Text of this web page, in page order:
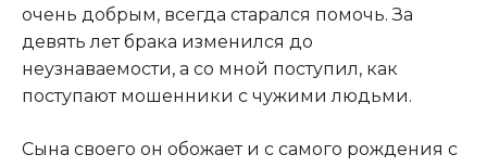
очень добрым, всегда старался помочь. За
девять лет брака изменился до
неузнаваемости, а со мной поступил, как
поступают мошенники с чужими людьми.
Сына своего он обожает и с самого рождения с